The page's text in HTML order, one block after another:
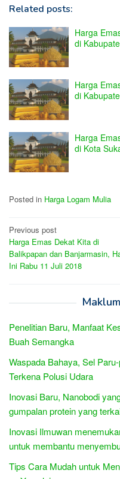
Related posts:
Harga
di
Harga
di
Harga
di Kota
Posted in Harga Logam Mulia
Post
navigation
Previous post
Harga Emas Dekat Kita di
Balikpapan dan Banjarmasin,
Ini Rabu 11 Juli 2018
Penelitian Baru, Manfaat
Buah Semangka
Waspada Bahaya, Sel
Terkena Polusi Udara
Inovasi Baru, Nanobodi
gumpalan protein yang
Inovasi Ilmuwan
untuk membantu
Tips Cara Mudah untuk